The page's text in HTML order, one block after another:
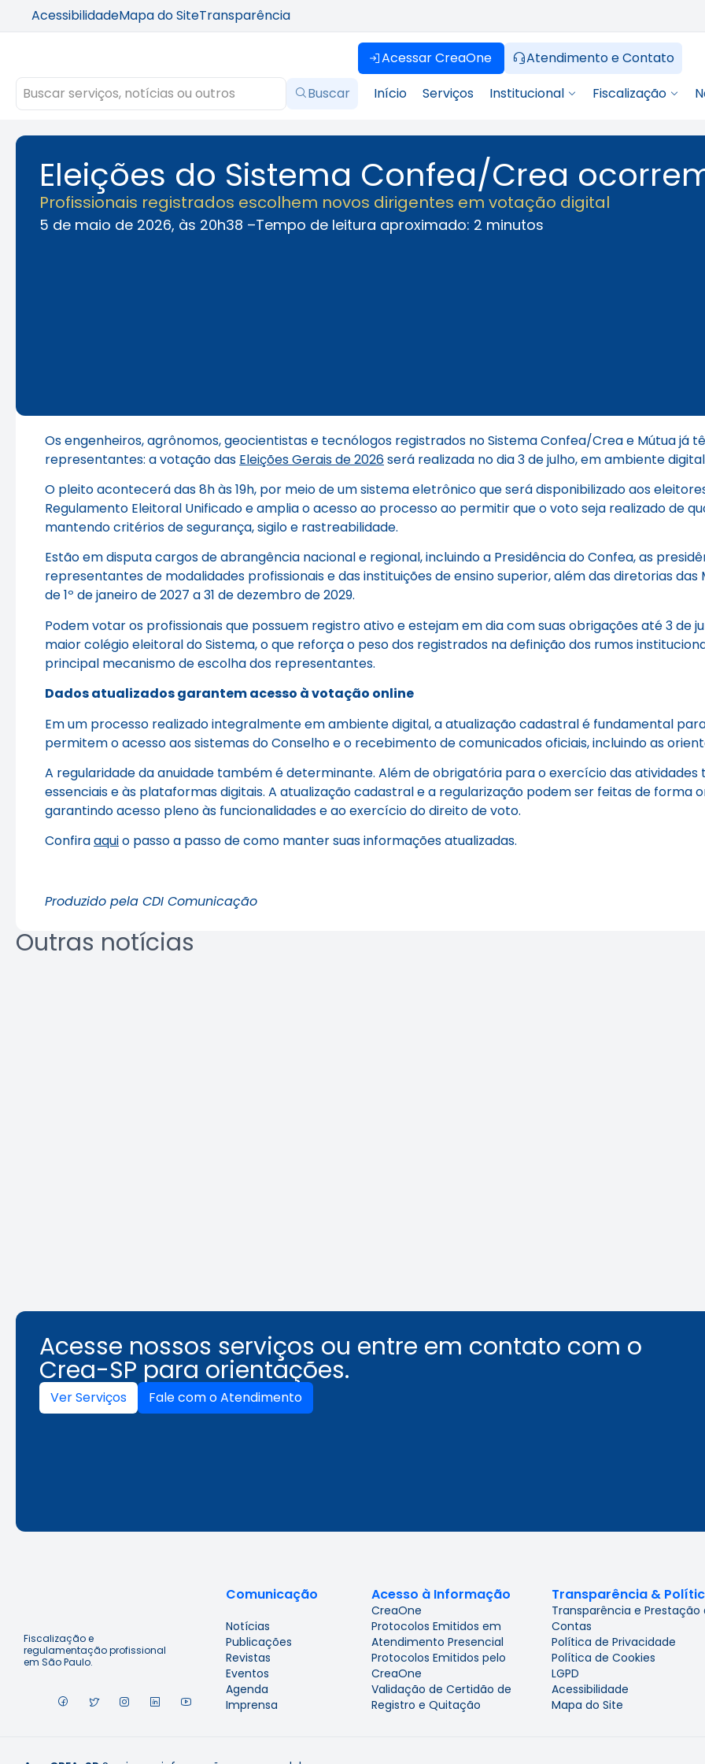
AcessibilidadeMapa do SiteTransparência
Acessar CreaOne
Atendimento e Contato
Buscar
Início Serviços Institucional Fiscalização
Eleições do Sistema Confea/Crea
Profissionais registrados escolhem novos dirigentes em votação digital
5 de maio de 2026, às 20h38 –Tempo de leitura aproximado: 2 minutos
Os engenheiros, agrônomos, geocientistas e tecnólogos registrados no Sistema Confea/Crea e Mútua já
representantes: a votação das Eleições Gerais de 2026será realizada no dia 3 de julho, em ambiente
O pleito acontecerá das 8h às 19h, por meio de um sistema eletrônico que será disponibilizado aos
Regulamento Eleitoral Unificado e amplia o acesso ao processo ao permitir que o voto seja realizado de
mantendo critérios de segurança, sigilo e rastreabilidade.
Estão em disputa cargos de abrangência nacional e regional, incluindo a Presidência do Confea, as
representantes de modalidades profissionais e das instituições de ensino superior, além das diretorias
de 1º de janeiro de 2027 a 31 de dezembro de 2029.
Podem votar os profissionais que possuem registro ativo e estejam em dia com suas obrigações até 3 de
maior colégio eleitoral do Sistema, o que reforça o peso dos registrados na definição dos rumos
principal mecanismo de escolha dos representantes.
Dados atualizados garantem acesso à votação online
Em um processo realizado integralmente em ambiente digital, a atualização cadastral é fundamental
permitem o acesso aos sistemas do Conselho e o recebimento de comunicados oficiais, incluindo as
A regularidade da anuidade também é determinante. Além de obrigatória para o exercício das atividades
essenciais e às plataformas digitais. A atualização cadastral e a regularização podem ser feitas de forma
garantindo acesso pleno às funcionalidades e ao exercício do direito de voto.
Confiraaquio passo a passo de como manter suas informações atualizadas.
Produzido pela CDI Comunicação
Outras notícias
Acesse nossos serviços ou entre em contato com o
Crea-SP para orientações.
Ver Serviços Fale com o Atendimento
Fiscalização e
regulamentação profissional
em São Paulo.
Comunicação
Notícias
Publicações
Revistas
Eventos
Agenda
Imprensa
Acesso à Informação
CreaOne
Protocolos Emitidos em
Atendimento Presencial
Protocolos Emitidos pelo
CreaOne
Validação de Certidão de
Registro e Quitação
Transparência &
Transparência e Prestação
Contas
Política de Privacidade
Política de Cookies
LGPD
Acessibilidade
Mapa do Site